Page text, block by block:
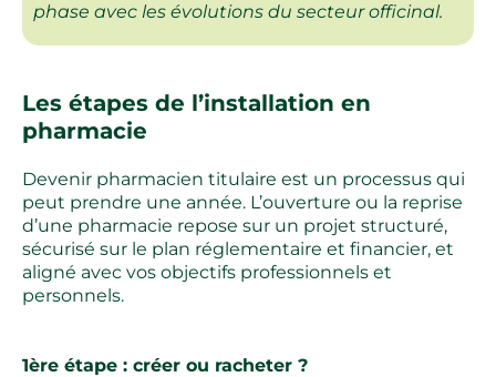
phase avec les évolutions du secteur officinal.
Les étapes de l’installation en
pharmacie
Devenir pharmacien titulaire est un processus qui
peut prendre une année. L’ouverture ou la reprise
d’une pharmacie repose sur un projet structuré,
sécurisé sur le plan réglementaire et financier, et
aligné avec vos objectifs professionnels et
personnels.
1ère étape : créer ou racheter ?